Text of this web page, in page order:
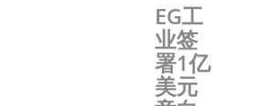
EG工
业签
署1亿
美元